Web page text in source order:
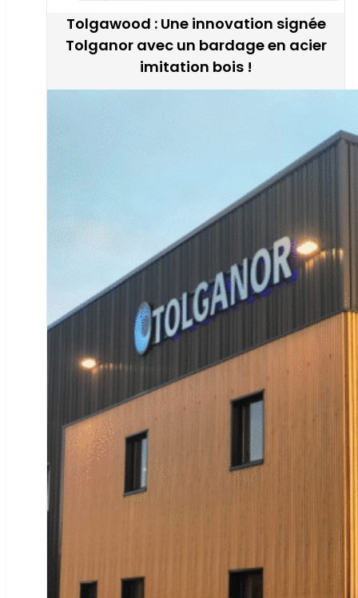
Tolgawood : Une innovation signée
Tolganor avec un bardage en acier
imitation bois !